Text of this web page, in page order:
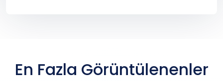
En Fazla Görüntülenenler